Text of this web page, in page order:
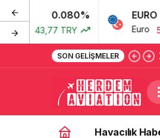
0.080%
43,77 TRY
EURO
Euro
SON GELIŞMELER
Havacılık